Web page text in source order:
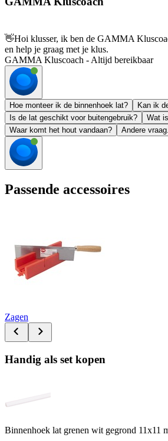
👋Hoi klusser, ik ben de GAMMA
en help je graag met je klus.
GAMMA Kluscoach - Altijd bereikbaar
Hoe monteer ik de binnenhoek lat?
Kan ik
Is de lat geschikt voor buitengebruik?
Wat
Waar komt het hout vandaan?
Andere
Passende accessoires
Zagen
Handig als set kopen
Binnenhoek lat grenen wit gegrond 11x11